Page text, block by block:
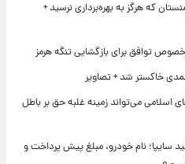
که هرگز به بهره‌برداری نرسید +
توافق برای بازگشایی تنگه هرمز
می‌تواند زمینه غلبه حق بر باطل
سایپا؛ نام خودرو، مبلغ پیش پرداخت و